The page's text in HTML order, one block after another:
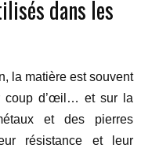
dans les
la matière est souvent
coup d’œil… et sur la
et des pierres
résistance et leur